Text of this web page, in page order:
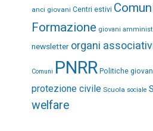
anci giovani Centri estivi
Formazione giovani
newsletter organi
Comuni PNRR Politiche
protezione civile Scuola sociale
welfare